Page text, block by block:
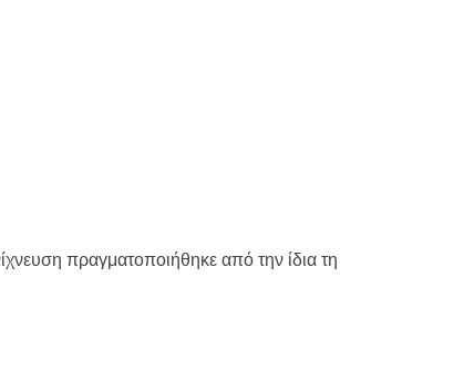
πραγματοποιήθηκε από την ίδια τη